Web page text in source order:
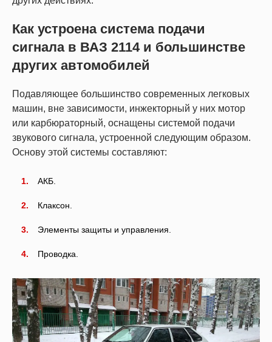
Как устроена система подачи
сигнала в ВАЗ 2114 и большинстве
других автомобилей
Подавляющее большинство современных легковых
машин, вне зависимости, инжекторный у них мотор
или карбюраторный, оснащены системой подачи
звукового сигнала, устроенной следующим образом.
Основу этой системы составляют:
АКБ.
Клаксон.
Элементы защиты и управления.
Проводка.